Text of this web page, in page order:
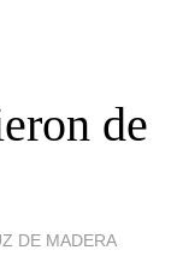
de
DE MADERA